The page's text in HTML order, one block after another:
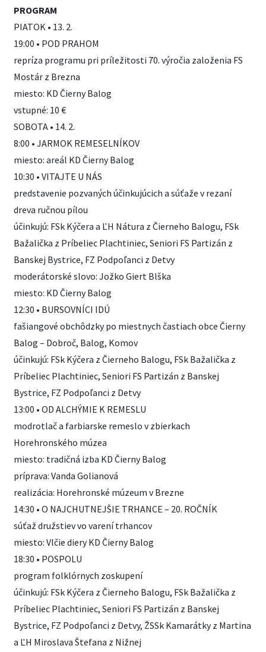
PROGRAM
PIATOK • 13. 2.
19:00 • POD PRAHOM
repríza programu pri príležitosti 70. výročia založenia FS
Mostár z Brezna
miesto: KD Čierny Balog
vstupné: 10 €
SOBOTA • 14. 2.
8:00 • JARMOK REMESELNÍKOV
miesto: areál KD Čierny Balog
10:30 • VITAJTE U NÁS
predstavenie pozvaných účinkujúcich a súťaže v rezaní
dreva ručnou pílou
účinkujú: FSk Kýčera a ĽH Nátura z Čierneho Balogu, FSk
Bažalička z Príbeliec Plachtiniec, Seniori FS Partizán z
Banskej Bystrice, FZ Podpoľanci z Detvy
moderátorské slovo: Jožko Giert Blška
miesto: KD Čierny Balog
12:30 • BURSOVNÍCI IDÚ
fašiangové obchôdzky po miestnych častiach obce Čierny
Balog – Dobroč, Balog, Komov
účinkujú: FSk Kýčera z Čierneho Balogu, FSk Bažalička z
Príbeliec Plachtiniec, Seniori FS Partizán z Banskej
Bystrice, FZ Podpoľanci z Detvy
13:00 • OD ALCHÝMIE K REMESLU
modrotlač a farbiarske remeslo v zbierkach
Horehronského múzea
miesto: tradičná izba KD Čierny Balog
príprava: Vanda Golianová
realizácia: Horehronské múzeum v Brezne
14:30 • O NAJCHUTNEJŠIE TRHANCE – 20. ROČNÍK
súťaž družstiev vo varení trhancov
miesto: Vlčie diery KD Čierny Balog
18:30 • POSPOLU
program folklórnych zoskupení
účinkujú: FSk Kýčera z Čierneho Balogu, FSk Bažalička z
Príbeliec Plachtiniec, Seniori FS Partizán z Banskej
Bystrice, FZ Podpoľanci z Detvy, ŽSSk Kamarátky z Martina
a ĽH Miroslava Štefana z Nižnej